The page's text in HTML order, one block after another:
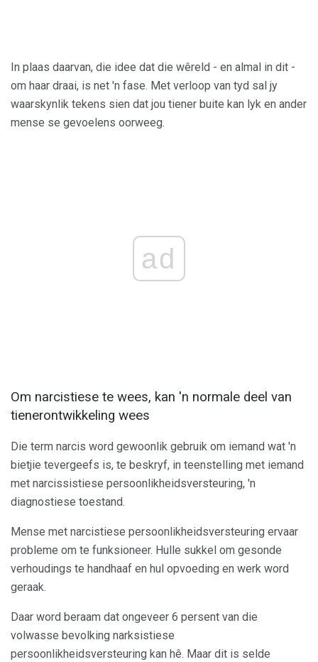
In plaas daarvan, die idee dat die wêreld - en almal in dit -
om haar draai, is net 'n fase. Met verloop van tyd sal jy
waarskynlik tekens sien dat jou tiener buite kan lyk en ander
mense se gevoelens oorweeg.
ad
Om narcistiese te wees, kan 'n normale deel van
tienerontwikkeling wees
Die term narcis word gewoonlik gebruik om iemand wat 'n
bietjie tevergeefs is, te beskryf, in teenstelling met iemand
met narcissistiese persoonlikheidsversteuring, 'n
diagnostiese toestand.
Mense met narcistiese persoonlikheidsversteuring ervaar
probleme om te funksioneer. Hulle sukkel om gesonde
verhoudings te handhaaf en hul opvoeding en werk word
geraak.
Daar word beraam dat ongeveer 6 persent van die
volwasse bevolking narksistiese
persoonlikheidsversteuring kan hê. Maar dit is selde